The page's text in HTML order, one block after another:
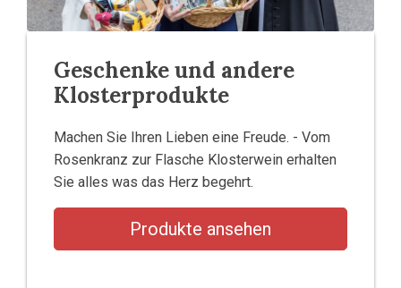
Geschenke und andere
Klosterprodukte
Machen Sie Ihren Lieben eine Freude. - Vom
Rosenkranz zur Flasche Klosterwein erhalten
Sie alles was das Herz begehrt.
Produkte ansehen